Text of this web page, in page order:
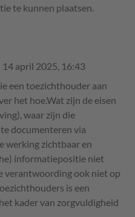
te kunnen plaatsen.
14 april 2025, 16:43
een toezichthouder aan
het hoe.Wat zijn de eisen
waar zijn die
documenteren via
werking zichtbaar en
informatiepositie niet
verantwoording ook niet op
is een
kader van zorgvuldigheid